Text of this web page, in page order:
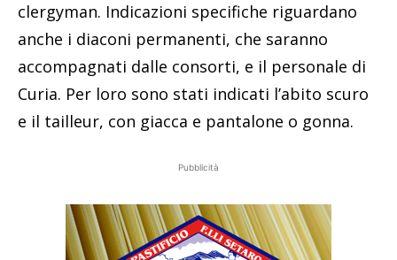
clergyman. Indicazioni specifiche riguardano
anche i diaconi permanenti, che saranno
accompagnati dalle consorti, e il personale di
Curia. Per loro sono stati indicati l’abito scuro
e il tailleur, con giacca e pantalone o gonna.
Pubblicità